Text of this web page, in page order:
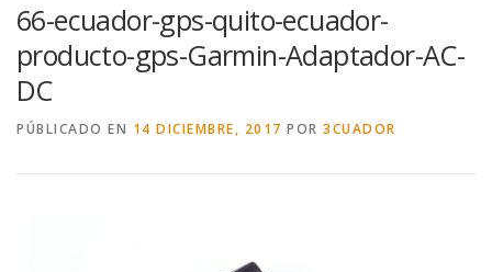
66-ecuador-gps-quito-ecuador-
producto-gps-Garmin-Adaptador-AC-
DC
PÚBLICADO EN 14 DICIEMBRE, 2017 POR 3CUADOR